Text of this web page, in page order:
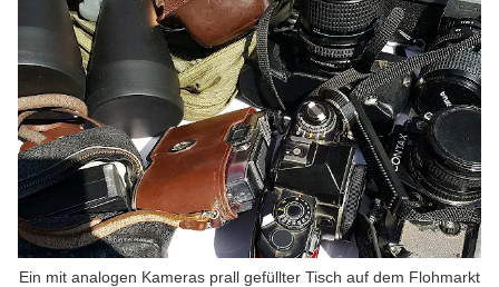
Ein mit analogen Kameras prall gefüllter Tisch auf dem Flohmarkt